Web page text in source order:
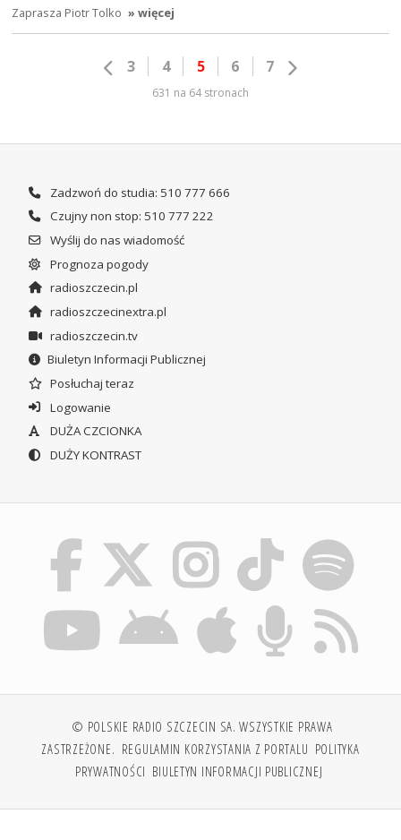
Zaprasza Piotr Tolko » więcej
3 4 5 6 7
631 na 64 stronach
Zadzwoń do studia: 510 777 666
Czujny non stop: 510 777 222
Wyślij do nas wiadomość
Prognoza pogody
radioszczecin.pl
radioszczecinextra.pl
radioszczecin.tv
Biuletyn Informacji Publicznej
Posłuchaj teraz
Logowanie
DUŻA CZCIONKA
DUŻY KONTRAST
© POLSKIE RADIO SZCZECIN SA. WSZYSTKIE PRAWA
ZASTRZEŻONE. REGULAMIN KORZYSTANIA Z PORTALU POLITYKA
PRYWATNOŚCI BIULETYN INFORMACJI PUBLICZNEJ